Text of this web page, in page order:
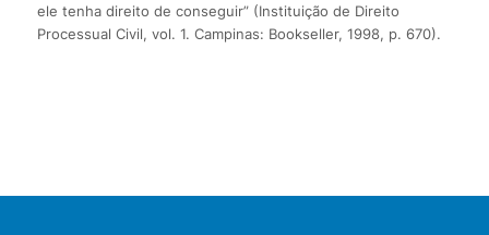
ele tenha direito de conseguir” (Instituição de Direito
Processual Civil, vol. 1. Campinas: Bookseller, 1998, p. 670).